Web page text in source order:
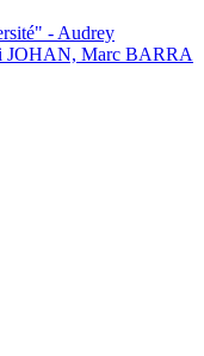
- Audrey
JOHAN, Marc BARRA